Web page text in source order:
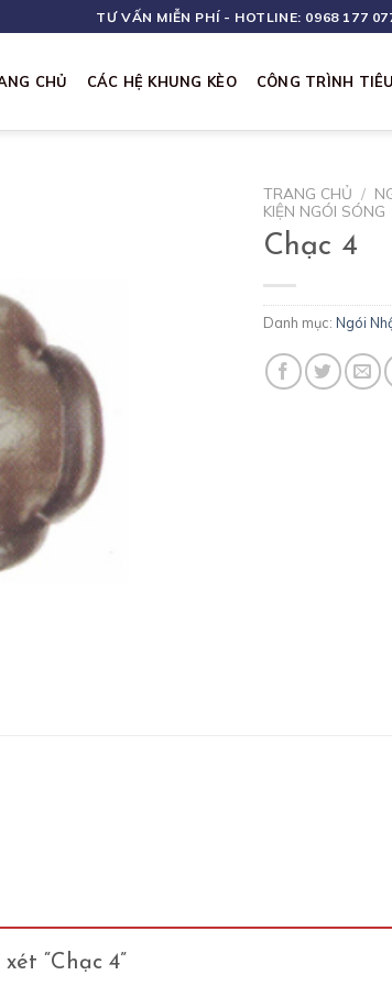
TƯ VẤN MIỄN PHÍ - HOTLINE: 0968 177
CHỦ CÁC HỆ KHUNG KÈO CÔNG TRÌNH
TRANG CHỦ /
KIỆN NGÓI SÓNG
Chạc 4
Danh mục: Ngói
“Chạc 4”